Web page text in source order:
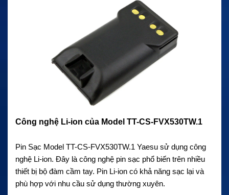
Công nghệ Li-ion của Model TT-CS-FVX530TW.1
Pin Sạc Model TT-CS-FVX530TW.1 Yaesu sử dụng công
nghệ Li-ion. Đây là công nghệ pin sạc phổ biến trên nhiều
thiết bị bộ đàm cầm tay. Pin Li-ion có khả năng sạc lại và
phù hợp với nhu cầu sử dụng thường xuyên.